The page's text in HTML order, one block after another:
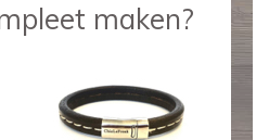
maken?